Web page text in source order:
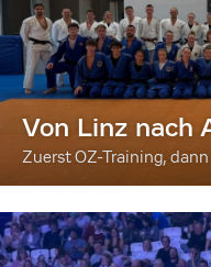
Von Linz nach
Zuerst OZ-Training,